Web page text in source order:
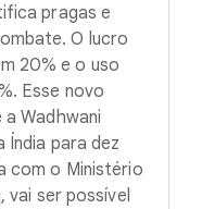
pragas e
O lucro
20% e o uso
Esse novo
Wadhwani
para dez
com o Ministério
vai ser possível